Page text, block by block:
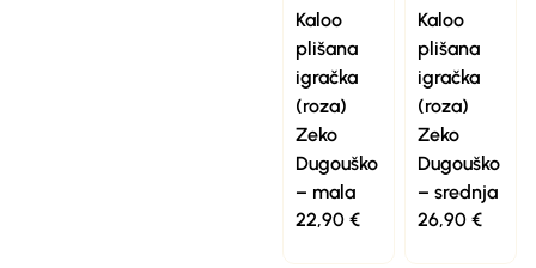
Kaloo
plišana
igračka
(roza)
Zeko
Dugouško
– mala
22,90 €
Kaloo
plišana
igračka
(roza)
Zeko
Dugouško
– srednja
26,90 €